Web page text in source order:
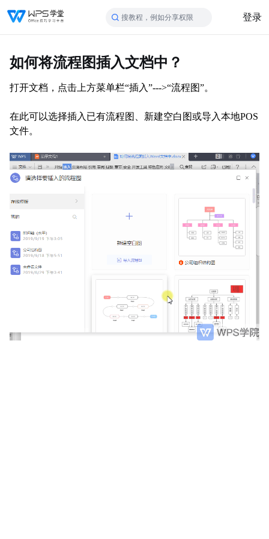
搜教程，例如分享权限 登录
如何将流程图插入文档中？
打开文档，点击上方菜单栏“插入”--->“流程图”。
在此可以选择插入已有流程图、新建空白图或导入本地POS
文件。